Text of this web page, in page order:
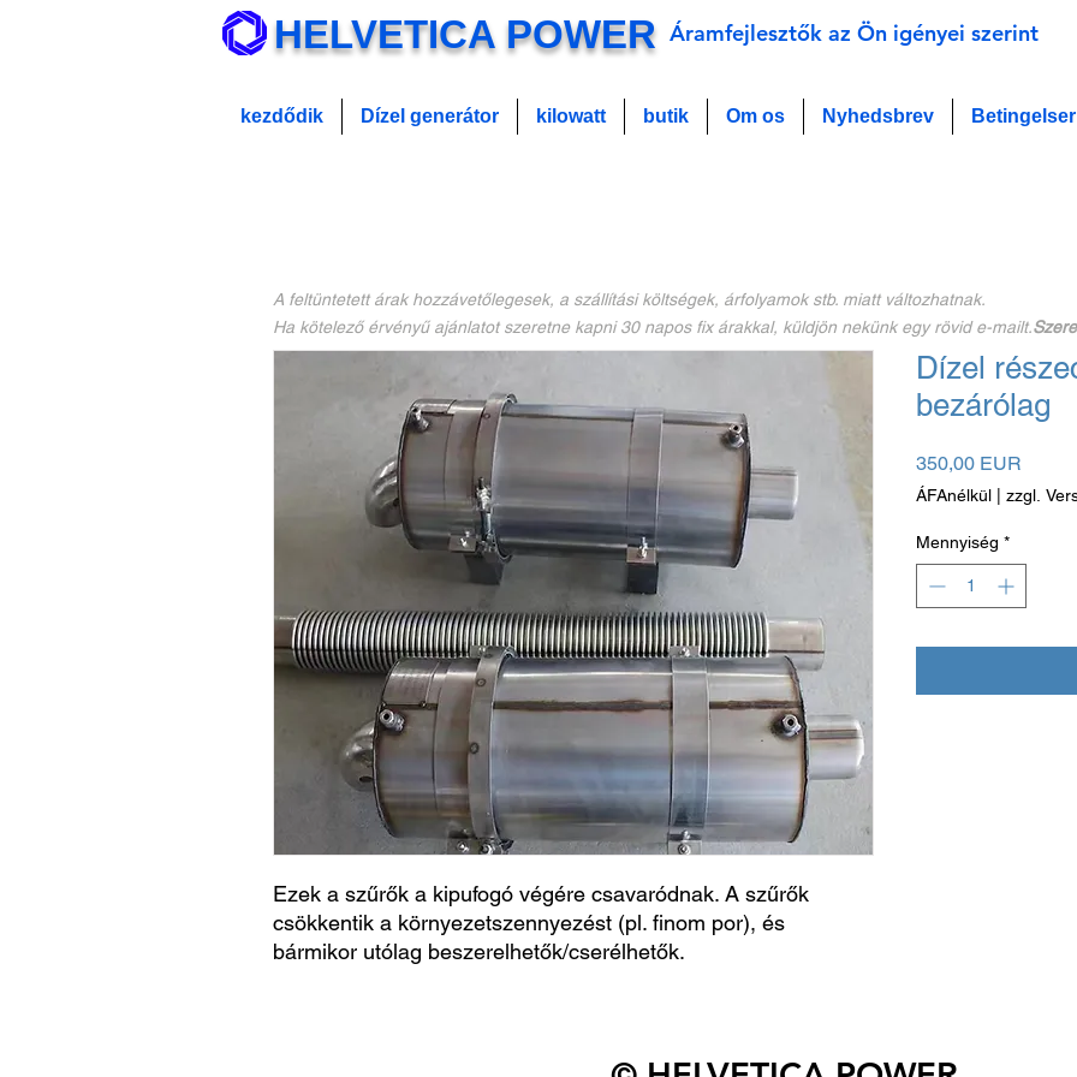
HELVETICA POWER Áramfejlesztők az Ön igényei szerint
kezdődik Dízel generátor kilowatt butik Om os Nyhedsbrev Betingelser
Ezek a szűrők a kipufogó végére csavaródnak. A szűrők
csökkentik a környezetszennyezést (pl. finom por), és
bármikor utólag beszerelhetők/cserélhetők.
Dízel
bezárólag
350,00 EUR
ÁFAnélkül zzgl.
Mennyiség *
A feltüntetett árak hozzávetőlegesek, a szállítási költségek, árfolyamok stb. miatt változhatnak.
Ha kötelező érvényű ajánlatot szeretne kapni 30 napos fix árakkal, küldjön nekünk egy rövid e-mailt.